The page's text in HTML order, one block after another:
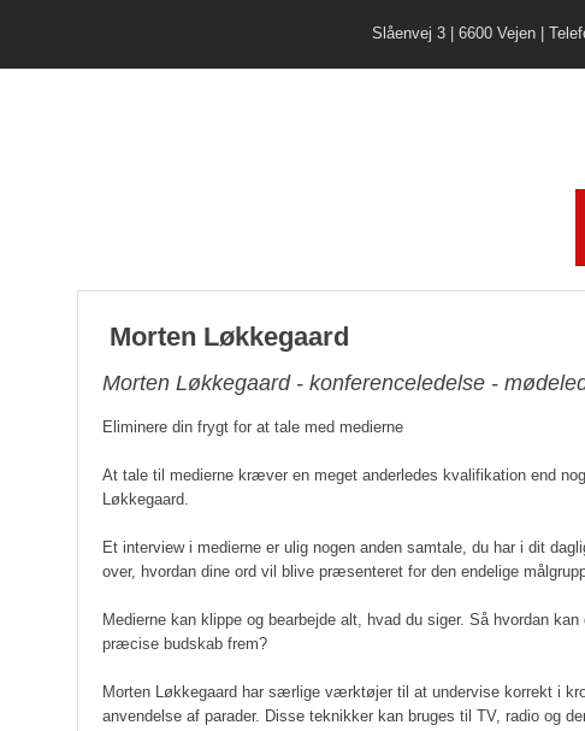
Slåenvej 3 | 6600 Vejen |
Morten Løkkegaard
Morten Løkkegaard - konferenceledelse -
Eliminere din frygt for at tale med medierne
At tale til medierne kræver en meget anderledes kvalifikation end
Løkkegaard.
Et interview i medierne er ulig nogen anden samtale, du har i dit
over, hvordan dine ord vil blive præsenteret for den endelige
Medierne kan klippe og bearbejde alt, hvad du siger. Så hvordan
præcise budskab frem?
Morten Løkkegaard har særlige værktøjer til at undervise korrekt i
anvendelse af parader. Disse teknikker kan bruges til TV, radio og